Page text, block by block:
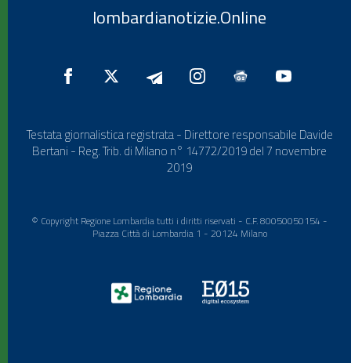
lombardianotizie.Online
Testata giornalistica registrata - Direttore responsabile Davide
Bertani - Reg. Trib. di Milano n° 14772/2019 del 7 novembre
2019
© Copyright Regione Lombardia tutti i diritti riservati - C.F. 80050050154 -
Piazza Città di Lombardia 1 - 20124 Milano